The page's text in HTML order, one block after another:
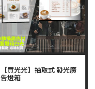
【買光光】抽取式 發光廣
告燈箱